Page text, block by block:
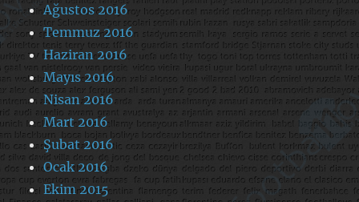
Ağustos 2016
Temmuz 2016
Haziran 2016
Mayıs 2016
Nisan 2016
Mart 2016
Şubat 2016
Ocak 2016
Ekim 2015